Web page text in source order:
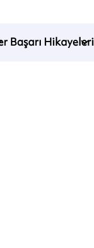
Başarı Hikayeleri